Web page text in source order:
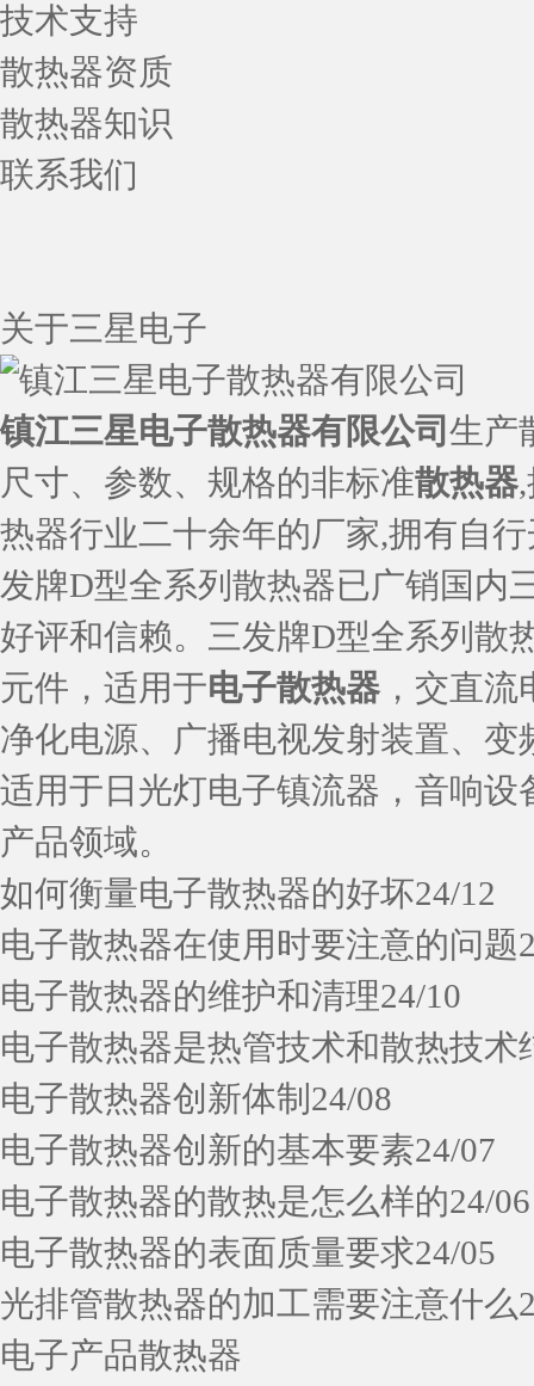
技术支持
散热器资质
散热器知识
联系我们
关于三星电子
镇江三星电子散热器有限公司 生产
尺寸、参数、规格的非标准散热器
热器行业二十余年的厂家,拥有自
发牌D型全系列散热器已广销国内
好评和信赖。三发牌D型全系列散
元件，适用于电子散热器 ，交直
净化电源、广播电视发射装置、
适用于日光灯电子镇流器，音响
产品领域。
如何衡量电子散热器的好坏24/12
电子散热器在使用时要注意的问题
电子散热器的维护和清理24/10
电子散热器是热管技术和散热技
电子散热器创新体制 24/08
电子散热器创新的基本要素24/07
电子散热器的散热是怎么样的24/06
电子散热器的表面质量要求24/05
光排管散热器的加工需要注意什么
电子产品散热器